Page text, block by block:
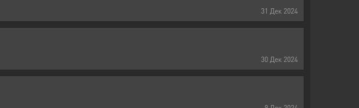
31 Дек 2024
30 Дек 2024